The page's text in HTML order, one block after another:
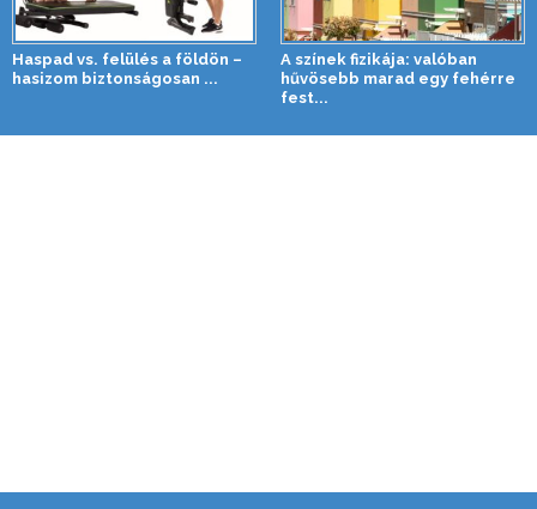
Haspad vs. felülés a földön –
hasizom biztonságosan ...
A színek fizikája: valóban
hűvösebb marad egy fehérre
fest...